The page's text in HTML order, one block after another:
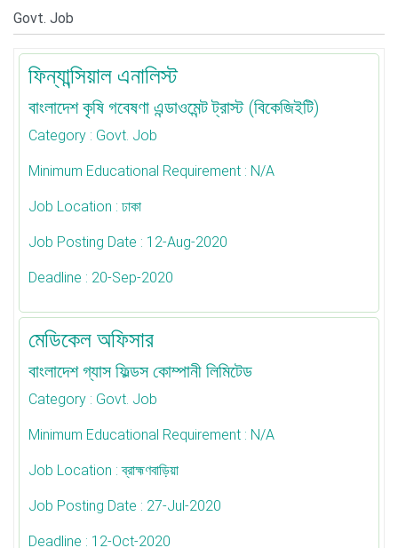
ফিন্যান্সিয়াল এনালিস্ট
বাংলাদেশ ‍কৃষি গবেষণা এন্ডাওমেন্ট ট্রাস্ট (বিকেজিইটি)
Category : Govt. Job
Minimum Educational Requirement : N/A
Job Location : ঢাকা
Job Posting Date : 12-Aug-2020
Deadline : 20-Sep-2020
মেডিকেল অফিসার
বাংলাদেশ গ্যাস ফিল্ডস কোম্পানী লিমিটেড
Category : Govt. Job
Minimum Educational Requirement : N/A
Job Location : ব্রাহ্মণবাড়িয়া
Job Posting Date : 27-Jul-2020
Deadline : 12-Oct-2020